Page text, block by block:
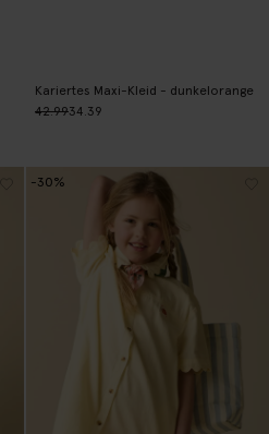
Kariertes Maxi-Kleid - dunkelorange
42.9934.39
-30%